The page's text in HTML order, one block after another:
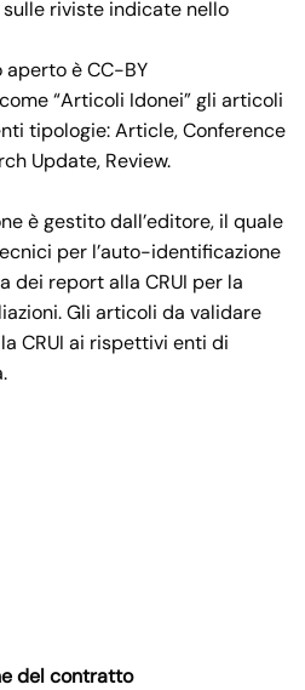
riviste indicate nello
aperto è CC-BY
“Articoli Idonei” gli articoli
tipologie: Article, Conference
Update, Review.
è gestito dall’editore, il quale
per l’auto-identificazione
dei report alla CRUI per la
Gli articoli da validare
CRUI ai rispettivi enti di
del contratto